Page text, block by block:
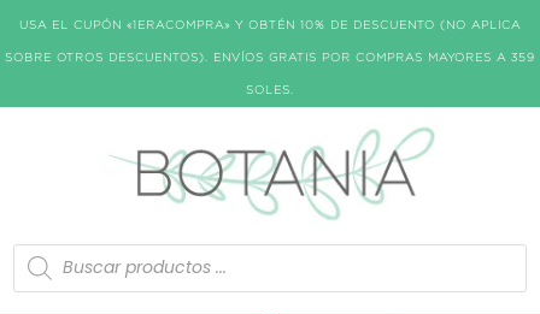
USA EL CUPÓN «1ERACOMPRA» Y OBTÉN 10% DE DESCUENTO (NO APLICA
SOBRE OTROS DESCUENTOS). ENVÍOS GRATIS POR COMPRAS MAYORES A 359
SOLES.
Búsqueda
de
productos